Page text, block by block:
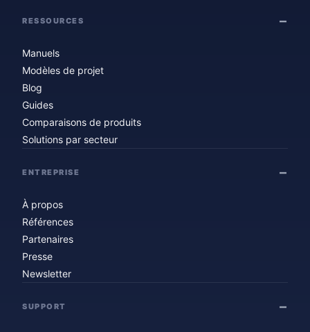
RESSOURCES
Manuels
Modèles de projet
Blog
Guides
Comparaisons de produits
Solutions par secteur
ENTREPRISE
À propos
Références
Partenaires
Presse
Newsletter
SUPPORT